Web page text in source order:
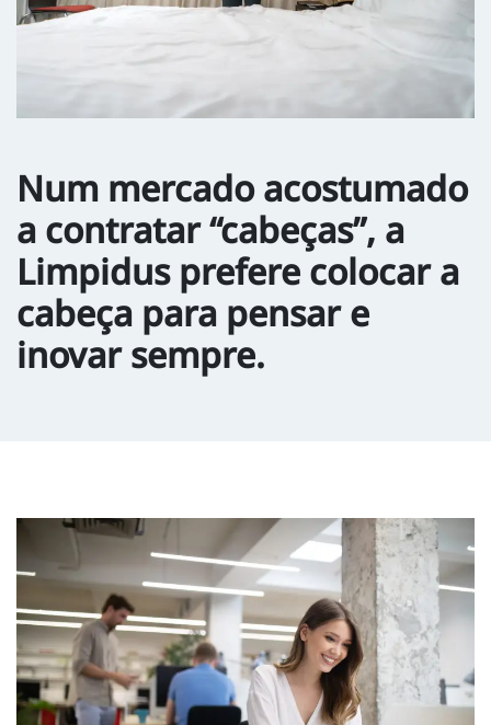
Num mercado acostumado
a contratar “cabeças”, a
Limpidus prefere colocar a
cabeça para pensar e
inovar sempre.